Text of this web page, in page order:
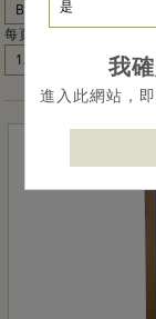
我
進入此網站，
每頁顯示